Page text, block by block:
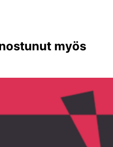
myös